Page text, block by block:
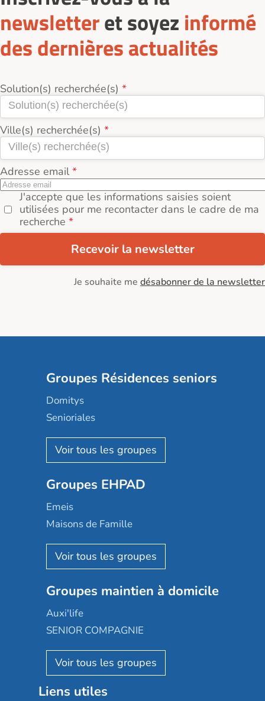
newsletteret soyez informé
des dernières actualités
Solution(s) recherchée(s)
Ville(s) recherchée(s)
Adresse email
J'accepte que les informations saisies soient
utilisées pour me recontacter dans le cadre de ma
recherche
Recevoir la newsletter
Je souhaite me désabonner de la newsletter
Groupes Résidences seniors
Domitys
Senioriales
Nohée
Les Résidentiels
Mobicap
Domusvi
Happy Senior
Aquarelia
Nexity edenea
Les jardins d'Arcadie
Occitalia
Appartseniors
Reseda
Stella management
Les villages d'or
Groupes EHPAD
Emeis
Maisons de Famille
Korian
Emera
Groupe SOS
Le Noble Âge
Almage
Résidalya
Groupe aplus
Groupes maintien à domicile
Auxi'life
SENIOR COMPAGNIE
AGE D'OR Services
Liens utiles